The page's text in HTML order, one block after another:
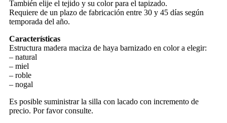
También elije el tejido y su color para el tapizado.
Requiere de un plazo de fabricación entre 30 y 45 días según
temporada del año.
Características
Estructura madera maciza de haya barnizado en color a elegir:
– natural
– miel
– roble
– nogal
Es posible suministrar la silla con lacado con incremento de
precio. Por favor consulte.